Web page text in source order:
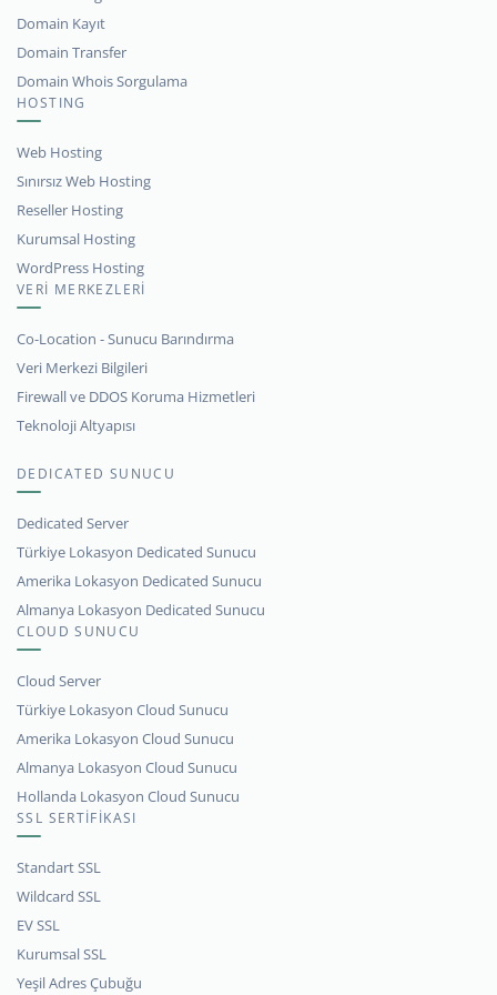
Domain Kayıt
Domain Transfer
Domain Whois Sorgulama
HOSTING
Web Hosting
Sınırsız Web Hosting
Reseller Hosting
Kurumsal Hosting
WordPress Hosting
VERİ MERKEZLERİ
Co-Location - Sunucu Barındırma
Veri Merkezi Bilgileri
Firewall ve DDOS Koruma Hizmetleri
Teknoloji Altyapısı
DEDICATED SUNUCU
Dedicated Server
Türkiye Lokasyon Dedicated Sunucu
Amerika Lokasyon Dedicated Sunucu
Almanya Lokasyon Dedicated Sunucu
CLOUD SUNUCU
Cloud Server
Türkiye Lokasyon Cloud Sunucu
Amerika Lokasyon Cloud Sunucu
Almanya Lokasyon Cloud Sunucu
Hollanda Lokasyon Cloud Sunucu
SSL SERTİFİKASI
Standart SSL
Wildcard SSL
EV SSL
Kurumsal SSL
Yeşil Adres Çubuğu